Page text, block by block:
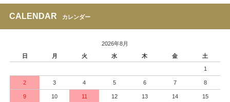
CALENDAR カレンダー
2026年8月
日
月 火 水 木 金 土
1
2 3 4 5 6 7 8
9 10 11 12 13 14 15